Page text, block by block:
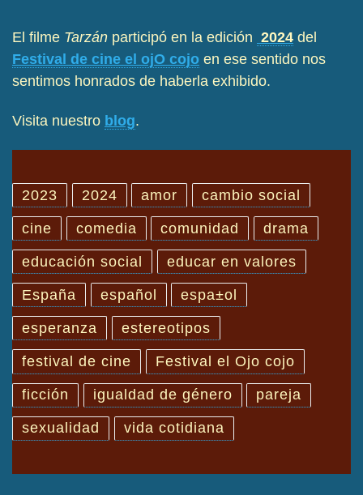
El filme Tarzán participó en la edición 2024 del
Festival de cine el ojO cojo en ese sentido nos
sentimos honrados de haberla exhibido.
Visita nuestro blog.
2023 2024 amor cambio social
cine comedia comunidad drama
educación social educar en valores
España español espa±ol
esperanza estereotipos
festival de cine Festival el Ojo cojo
ficción igualdad de género pareja
sexualidad vida cotidiana